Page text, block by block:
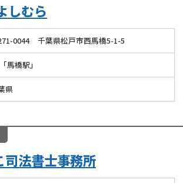
しむら
-0044 千葉県松戸市西馬橋5-1-5
馬橋駅」
県
司法書士事務所